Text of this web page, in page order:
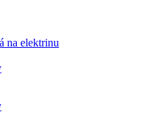
na elektrinu